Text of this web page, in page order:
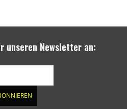
unseren Newsletter an: